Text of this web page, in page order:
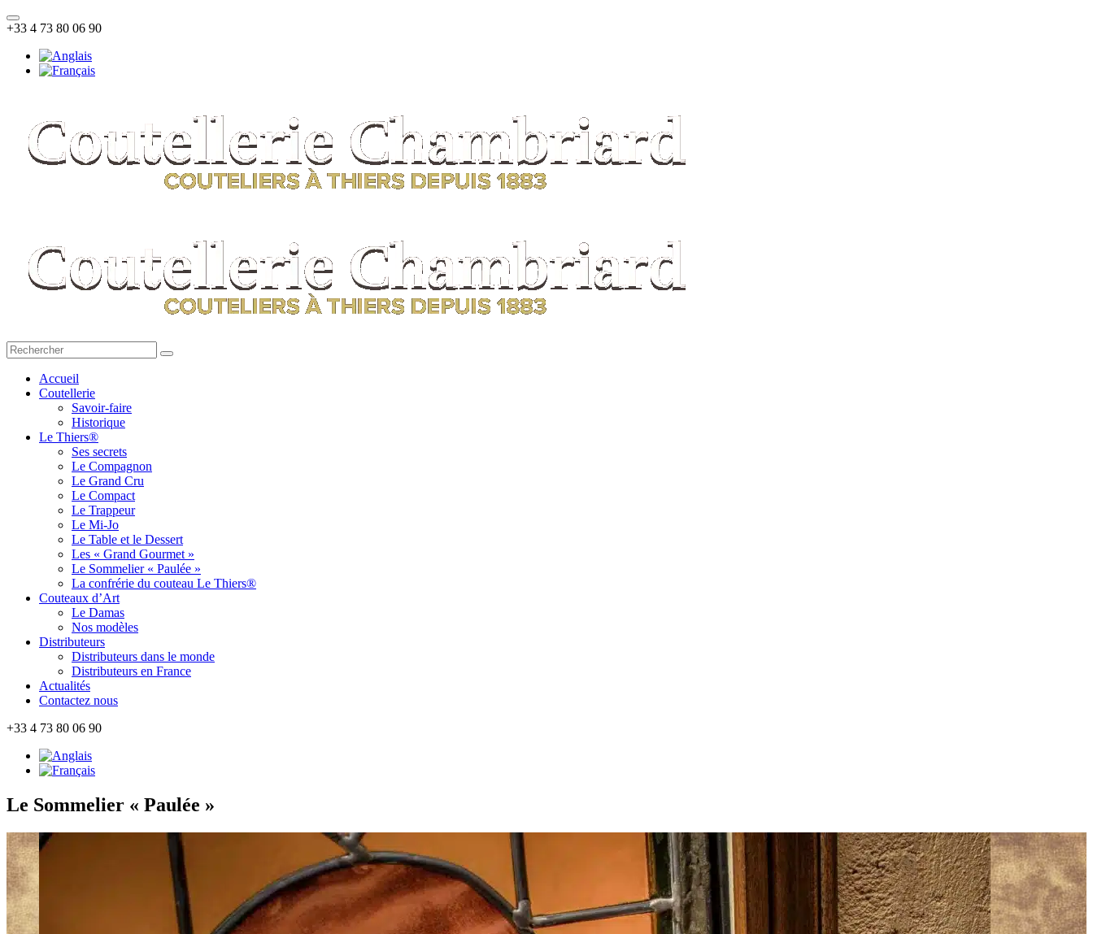
Toggle
navigation
+33 4 73 80 06 90
Accueil
Coutellerie
Savoir-faire
Historique
Le Thiers®
Ses secrets
Le Compagnon
Le Grand Cru
Le Compact
Le Trappeur
Le Mi-Jo
Le Table et le Dessert
Les « Grand Gourmet »
Le Sommelier « Paulée »
La confrérie du couteau Le Thiers®
Couteaux d’Art
Le Damas
Nos modèles
Distributeurs
Distributeurs dans le monde
Distributeurs en France
Actualités
Contactez nous
+33 4 73 80 06 90
Le Sommelier « Paulée »